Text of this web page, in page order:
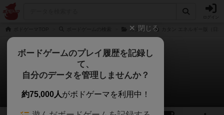
カタン
カタン：エネルギー
3件の動画
5 3 5
閉じる
ボードゲームのプレイ履歴を記録し
て、
自分のデータを管理しませんか？
約75,000人がボドゲーマを利用中！